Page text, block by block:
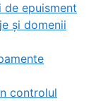
de epuisment
și domenii
controlul